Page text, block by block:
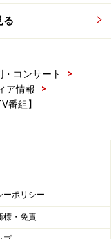
～「子供の事
「警部補・碓氷弘
23:30～「宝塚プ
る
・コンサート
>
ア情報
>
番組】
ーポリシー
標・免責